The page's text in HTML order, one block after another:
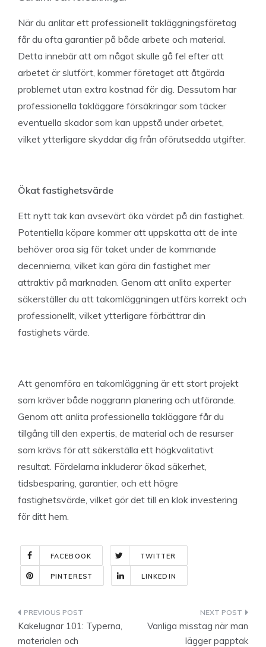
När du anlitar ett professionellt takläggningsföretag
får du ofta garantier på både arbete och material.
Detta innebär att om något skulle gå fel efter att
arbetet är slutfört, kommer företaget att åtgärda
problemet utan extra kostnad för dig. Dessutom har
professionella takläggare försäkringar som täcker
eventuella skador som kan uppstå under arbetet,
vilket ytterligare skyddar dig från oförutsedda utgifter.
Ökat fastighetsvärde
Ett nytt tak kan avsevärt öka värdet på din fastighet.
Potentiella köpare kommer att uppskatta att de inte
behöver oroa sig för taket under de kommande
decennierna, vilket kan göra din fastighet mer
attraktiv på marknaden. Genom att anlita experter
säkerställer du att takomläggningen utförs korrekt och
professionellt, vilket ytterligare förbättrar din
fastighets värde.
Att genomföra en takomläggning är ett stort projekt
som kräver både noggrann planering och utförande.
Genom att anlita professionella takläggare får du
tillgång till den expertis, de material och de resurser
som krävs för att säkerställa ett högkvalitativt
resultat. Fördelarna inkluderar ökad säkerhet,
tidsbesparing, garantier, och ett högre
fastighetsvärde, vilket gör det till en klok investering
för ditt hem.
FACEBOOK TWITTER
PINTEREST LINKEDIN
Indlægsnavigation
Kakelugnar 101: Typerna,
materialen och
Vanliga misstag när man
lägger papptak